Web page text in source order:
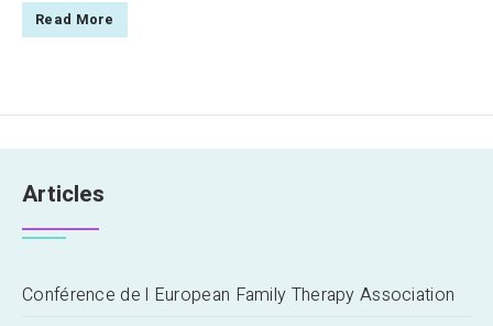
Read More
Articles
Conférence de l European Family Therapy Association